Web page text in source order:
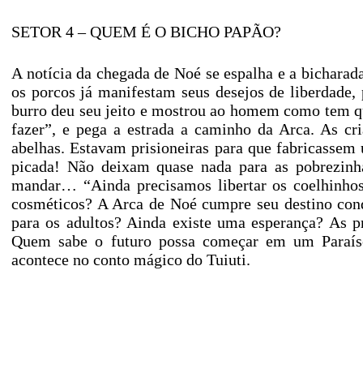
SETOR 4 – QUEM É O BICHO PAPÃO?
A notícia da chegada de Noé se espalha e a
os porcos já manifestam seus desejos de
burro deu seu jeito e mostrou ao homem como tem
fazer”, e pega a estrada a caminho da Arca. As
abelhas. Estavam prisioneiras para que
picada! Não deixam quase nada para as
mandar… “Ainda precisamos libertar os
cosméticos? A Arca de Noé cumpre seu destino
para os adultos? Ainda existe uma esperança? As
Quem sabe o futuro possa começar em um
acontece no conto mágico do Tuiuti.